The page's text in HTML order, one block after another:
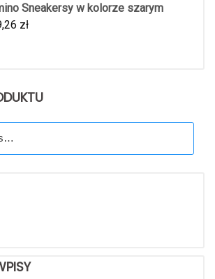
Sneakersy w kolorze szarym
zł